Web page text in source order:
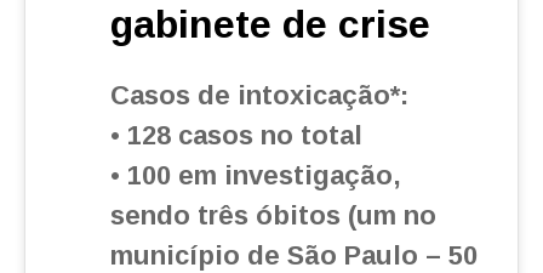
gabinete de crise
Casos de intoxicação*:
• 128 casos no total
• 100 em investigação,
sendo três óbitos (um no
município de São Paulo – 50